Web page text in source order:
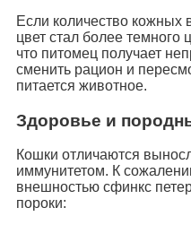
Если количество кожных
цвет стал более темного
что питомец получает
сменить рацион и
питается животное.
Здоровье и
Кошки отличаются
иммунитетом. К
внешностью сфинкс
пороки: